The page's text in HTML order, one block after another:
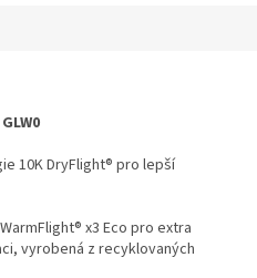
10K DryFlight® pro lepší
x3 Eco pro extra
vyrobená z recyklovaných